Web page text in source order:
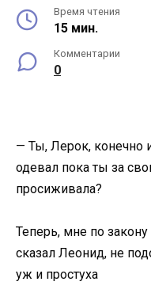
Время чтения
15 мин.
Комментарии
0
— Ты, Лерок, конечно
одевал пока ты за
просиживала?
Теперь, мне по закону
сказал Леонид, не
уж и простуха